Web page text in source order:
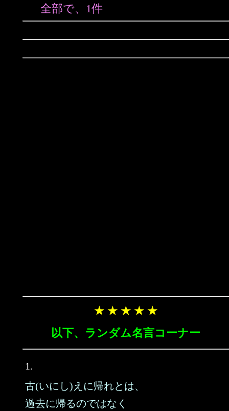
全部で、1件
★ ★ ★ ★ ★
以下、ランダム名言コーナー
1.
古(いにし)えに帰れとは、
過去に帰るのではなく